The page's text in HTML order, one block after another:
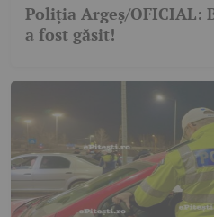
Poliția Argeș/OFICIAL:
a fost găsit!